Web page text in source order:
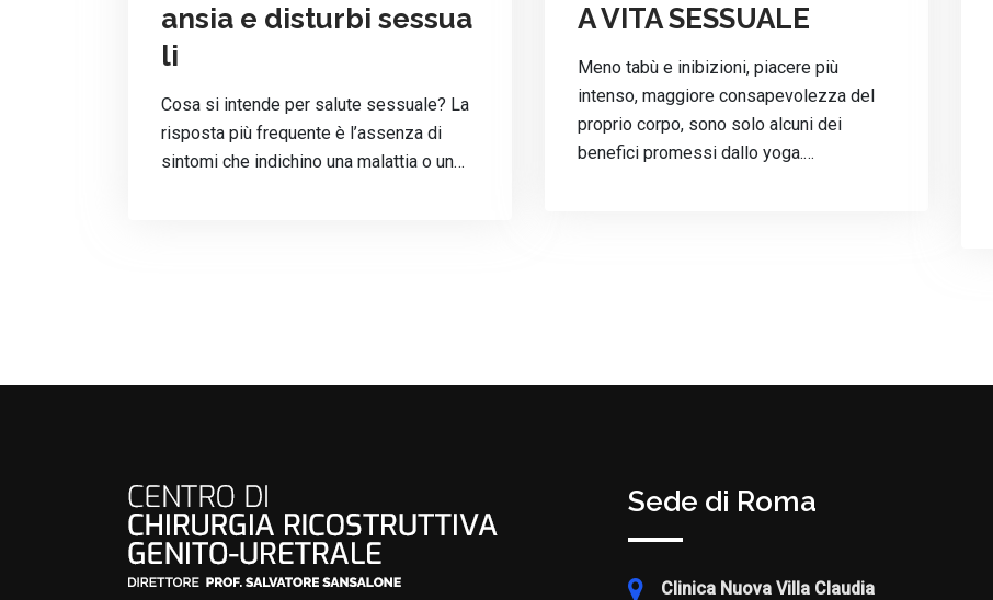
ansia e disturbi sessua
li
Cosa si intende per salute sessuale? La
risposta più frequente è l’assenza di
sintomi che indichino una malattia o un…
A VITA SESSUALE
Meno tabù e inibizioni, piacere più
intenso, maggiore consapevolezza del
proprio corpo, sono solo alcuni dei
benefici promessi dallo yoga.…
Sede di Roma
Clinica Nuova Villa Claudia